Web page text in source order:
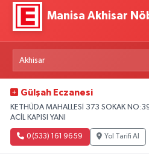
Manisa Akhisar
Gülşah Eczanesi
KETHÜDA MAHALLESİ 373 SOKAK
ACİL KAPISI YANI
0 (533) 161 96 59 Yol Tarifi Al